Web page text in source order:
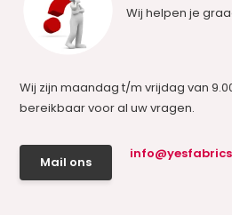
Wij helpen je
Wij zijn maandag t/m vrijdag van
bereikbaar voor al uw vragen.
Mail ons